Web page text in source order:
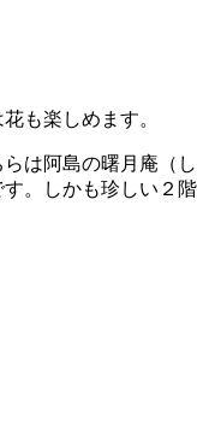
も楽しめます。
は阿島の曙月庵（
。しかも珍しい２階